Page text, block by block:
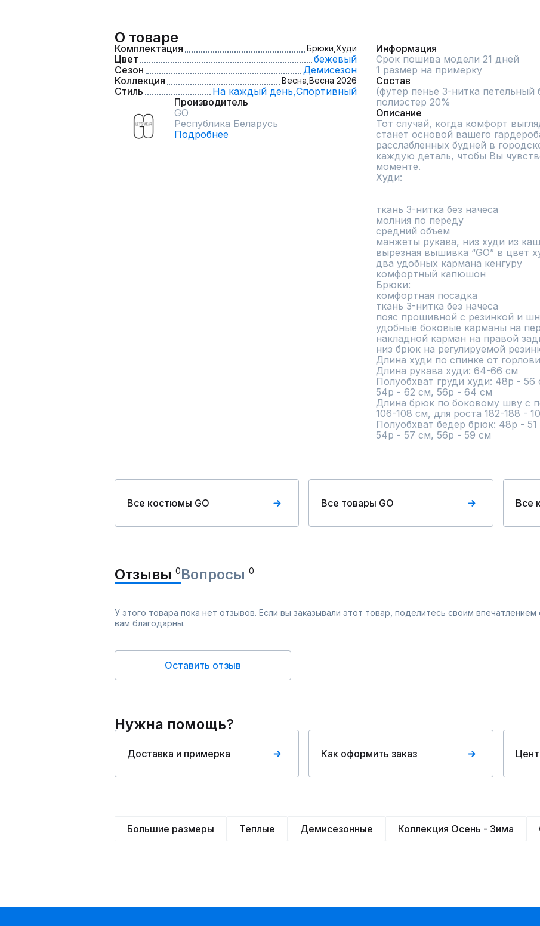
О товаре
Комплектация Брюки, Худи
Цвет
бежевый
Сезон
Демисезон
Коллекция
Весна, Весна 2026
Стиль На каждый день,Спортивный
Производитель
GO
Республика Беларусь
Подробнее
Информация
Срок пошива модели 21 дней
1 размер на примерку
Состав
(футер пенье 3-нитка петельный
полиэстер 20%
Описание
Тот случай, когда комфорт
станет основой вашего
расслабленных будней в
каждую деталь, чтобы Вы
моменте.
Худи:
ткань 3-нитка без начеса
молния по переду
средний объем
манжеты рукава, низ худи из
вырезная вышивка “GO” в цвет
два удобных кармана кенгуру
комфортный капюшон
Брюки:
комфортная посадка
ткань 3-нитка без начеса
пояс прошивной с резинкой и
удобные боковые карманы на
накладной карман на правой
низ брюк на регулируемой
Длина худи по спинке от
Длина рукава худи: 64-66 см
Полуобхват груди худи: 48р -
54р - 62 см, 56р - 64 см
Длина брюк по боковому шву с
106-108 см, для роста 182-188 -
Полуобхват бедер брюк: 48р -
54р - 57 см, 56р - 59 см
Все костюмы GO Все товары GO Все
Отзывы 0Вопросы 0
У этого товара пока нет отзывов. Если вы заказывали этот товар, поделитесь своим
вам благодарны.
Оставить отзыв
Нужна помощь?
Доставка и примерка Как оформить заказ
Большие размеры Теплые Демисезонные Коллекция Осень - Зима